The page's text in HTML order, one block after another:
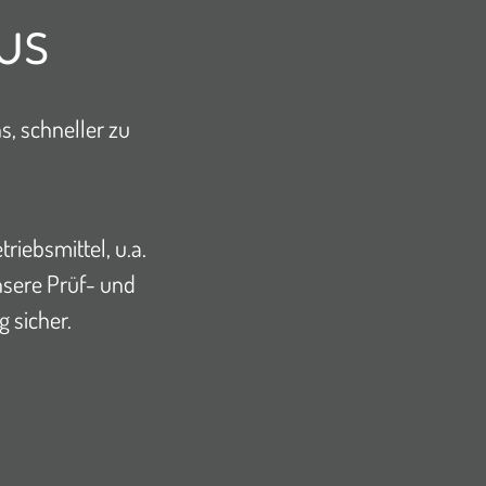
schneller zu
u.a.
Prüf- und
sicher.